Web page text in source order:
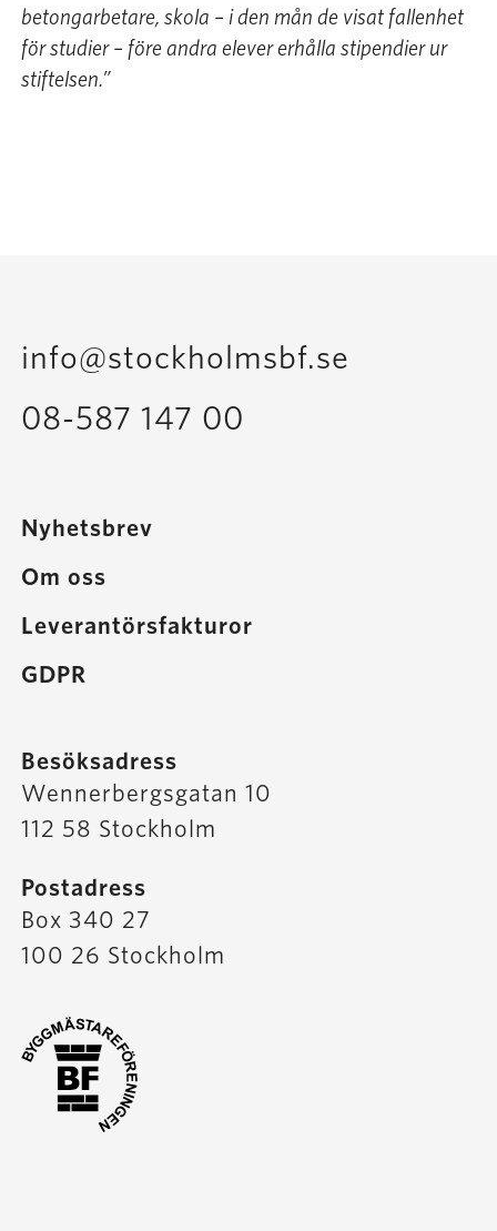
betongarbetare, skola – i den mån de visat fallenhet
för studier – före andra elever erhålla stipendier ur
stiftelsen.”
info@stockholmsbf.se
08-587 147 00
Nyhetsbrev
Om oss
Leverantörsfakturor
GDPR
Besöksadress
Wennerbergsgatan 10
112 58 Stockholm
Postadress
Box 340 27
100 26 Stockholm